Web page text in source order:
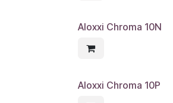
Aloxxi Chroma 10N
Aloxxi Chroma 10P